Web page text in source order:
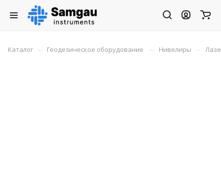
Каталог – Геодезическое оборудование – Нивелиры –